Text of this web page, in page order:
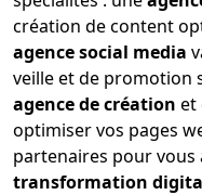
création de content
agence social media
veille et de promotion
agence de création et
optimiser vos pages
partenaires pour
transformation